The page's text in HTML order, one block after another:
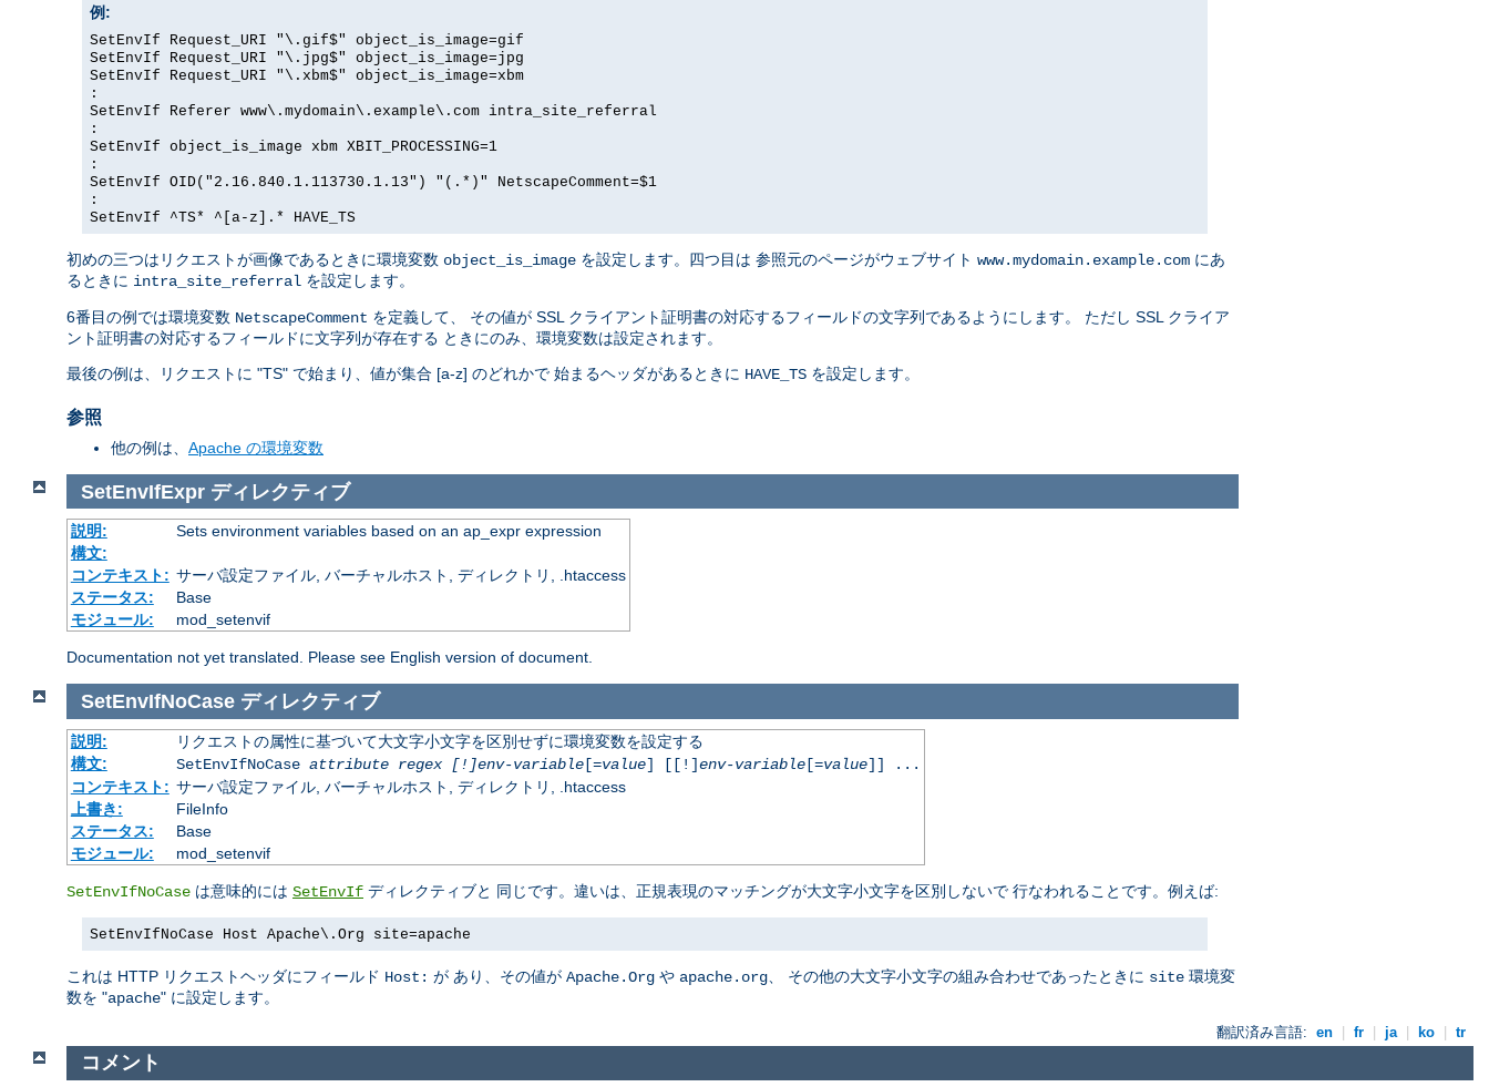
例:
SetEnvIf Request_URI "\.gif$" object_is_image=gif
SetEnvIf Request_URI "\.jpg$" object_is_image=jpg
SetEnvIf Request_URI "\.xbm$" object_is_image=xbm
:
SetEnvIf Referer www\.mydomain\.example\.com intra_site_referral
:
SetEnvIf object_is_image xbm XBIT_PROCESSING=1
:
SetEnvIf OID("2.16.840.1.113730.1.13") "(.*)" NetscapeComment=$1
:
SetEnvIf ^TS* ^[a-z].* HAVE_TS
初めの三つはリクエストが画像であるときに環境変数 object_is_image を設定します。四つ目は 参照元のページがウェブサイト www.mydomain.example.com にあ
るときに intra_site_referral を設定します。
6番目の例では環境変数 NetscapeComment を定義して、 その値が SSL クライアント証明書の対応するフィールドの文字列であるようにします。 ただし SSL クライア
ント証明書の対応するフィールドに文字列が存在する ときにのみ、環境変数は設定されます。
最後の例は、リクエストに "TS" で始まり、値が集合 [a-z] のどれかで 始まるヘッダがあるときに HAVE_TS を設定します。
参照
他の例は、 Apache の環境変数
SetEnvIfExpr ディレクティブ
説明:
Sets environment variables based on an ap_expr expression
構文:
コンテキスト: サーバ設定ファイル, バーチャルホスト, ディレクトリ, .htaccess
ステータス:
Base
モジュール:
mod_setenvif
Documentation not yet translated. Please see English version of document.
SetEnvIfNoCase ディレクティブ
説明:
リクエストの属性に基づいて大文字小文字を区別せずに環境変数を設定する
構文:
SetEnvIfNoCase attribute regex [!]env-variable[=value] [[!]env-variable[=value]] ...
コンテキスト: サーバ設定ファイル, バーチャルホスト, ディレクトリ, .htaccess
上書き:
FileInfo
ステータス:
Base
モジュール:
mod_setenvif
SetEnvIfNoCase は意味的には SetEnvIf ディレクティブと 同じです。違いは、正規表現のマッチングが大文字小文字を区別しないで 行なわれることです。例えば:
SetEnvIfNoCase Host Apache\.Org site=apache
これは HTTP リクエストヘッダにフィールド Host: が あり、その値が Apache.Org や apache.org 、 その他の大文字小文字の組み合わせであったときに site 環境変
数を "apache" に設定します。
翻訳済み言語: en | fr | ja | ko | tr
コメント